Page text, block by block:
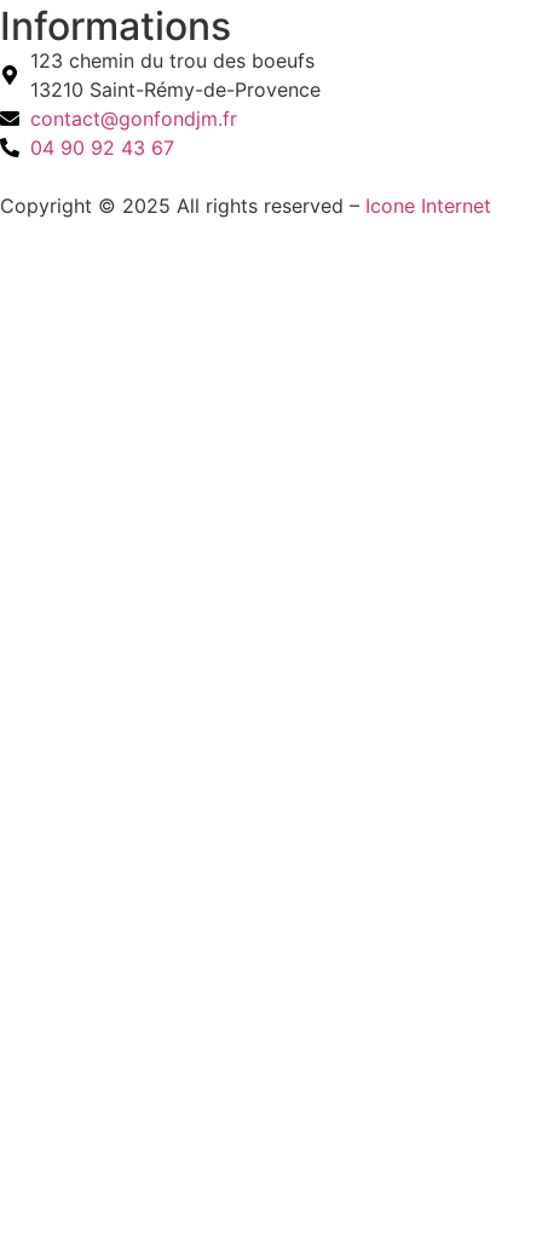
Informations
123 chemin du trou des boeufs
13210 Saint-Rémy-de-Provence
contact@gonfondjm.fr
04 90 92 43 67
Copyright © 2025 All rights reserved – Icone Internet